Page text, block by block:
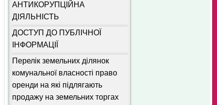
АНТИКОРУПЦІЙНА
ДІЯЛЬНІСТЬ
ДОСТУП ДО ПУБЛІЧНОЇ
ІНФОРМАЦІЇ
Перелік земельних ділянок
комунальної власності право
оренди на які підлягають
продажу на земельних торгах